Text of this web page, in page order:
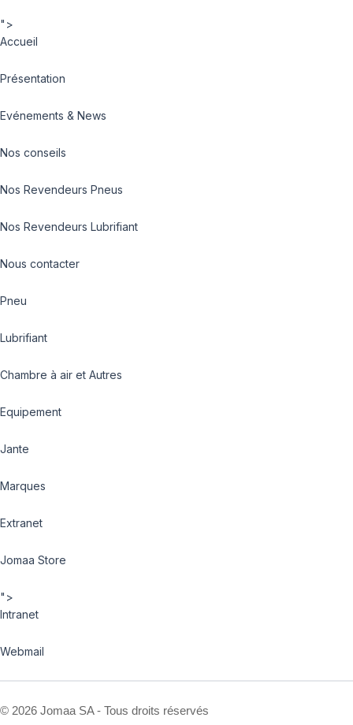
">
Accueil
Présentation
Evénements & News
Nos conseils
Nos Revendeurs Pneus
Nos Revendeurs Lubrifiant
Nous contacter
Pneu
Lubrifiant
Chambre à air et Autres
Equipement
Jante
Marques
Extranet
Jomaa Store
">
Intranet
Webmail
© 2026 Jomaa SA - Tous droits réservés